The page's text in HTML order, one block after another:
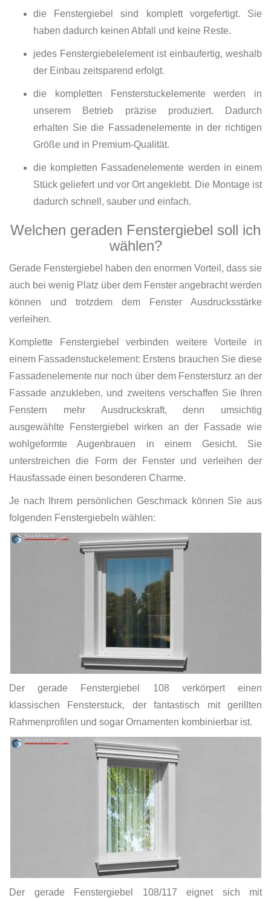
die Fenstergiebel sind komplett vorgefertigt. Sie
haben dadurch keinen Abfall und keine Reste.
jedes Fenstergiebelelement ist einbaufertig, weshalb
der Einbau zeitsparend erfolgt.
die kompletten Fensterstuckelemente werden in
unserem Betrieb präzise produziert. Dadurch
erhalten Sie die Fassadenelemente in der richtigen
Größe und in Premium-Qualität.
die kompletten Fassadenelemente werden in einem
Stück geliefert und vor Ort angeklebt. Die Montage ist
dadurch schnell, sauber und einfach.
Welchen geraden Fenstergiebel soll ich
wählen?
Gerade Fenstergiebel haben den enormen Vorteil, dass sie
auch bei wenig Platz über dem Fenster angebracht werden
können und trotzdem dem Fenster Ausdrucksstärke
verleihen.
Komplette Fenstergiebel verbinden weitere Vorteile in
einem Fassadenstuckelement: Erstens brauchen Sie diese
Fassadenelemente nur noch über dem Fenstersturz an der
Fassade anzukleben, und zweitens verschaffen Sie Ihren
Fenstern mehr Ausdruckskraft, denn umsichtig
ausgewählte Fenstergiebel wirken an der Fassade wie
wohlgeformte Augenbrauen in einem Gesicht. Sie
unterstreichen die Form der Fenster und verleihen der
Hausfassade einen besonderen Charme.
Je nach Ihrem persönlichen Geschmack können Sie aus
folgenden Fenstergiebeln wählen:
Der gerade Fenstergiebel 108 verkörpert einen
klassischen Fensterstuck, der fantastisch mit gerillten
Rahmenprofilen und sogar Ornamenten kombinierbar ist.
Der gerade Fenstergiebel 108/117 eignet sich mit